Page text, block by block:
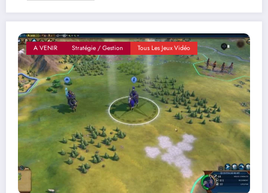
A VENIR Stratégie / Gestion Tous Les Jeux Vidéo